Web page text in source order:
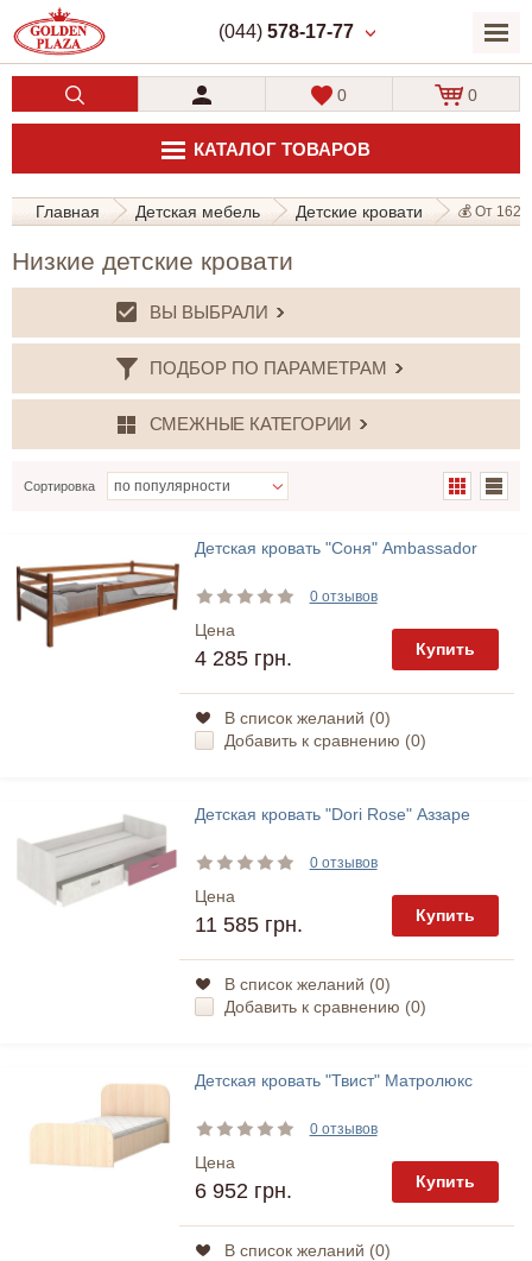
(044) 578-17-77
КАТАЛОГ ТОВАРОВ
0 0
Главная Детская мебель Детские кровати 💰 От 1620
Низкие детские кровати
ВЫ ВЫБРАЛИ
ПОДБОР ПО ПАРАМЕТРАМ
СМЕЖНЫЕ КАТЕГОРИИ
Сортировка
Детская кровать "Соня" Ambassador
0 отзывов
Цена
4 285 грн. Купить
В список желаний (0)
Добавить к сравнению (0)
Детская кровать "Dori Rose" Аззаре
0 отзывов
Цена
11 585 грн. Купить
В список желаний (0)
Добавить к сравнению (0)
Детская кровать "Твист" Матролюкс
0 отзывов
Цена
6 952 грн. Купить
В список желаний (0)